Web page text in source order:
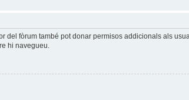
del fòrum també pot donar permisos addicionals als
hi navegueu.